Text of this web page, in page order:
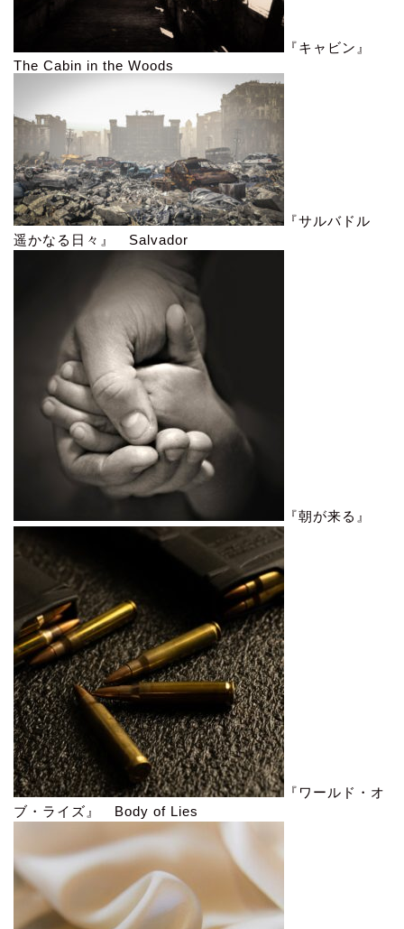
『キャビン』
The Cabin in the Woods
『サルバドル
遥かなる日々』 Salvador
『朝が来る』
『ワールド・オ
ブ・ライズ』 Body of Lies